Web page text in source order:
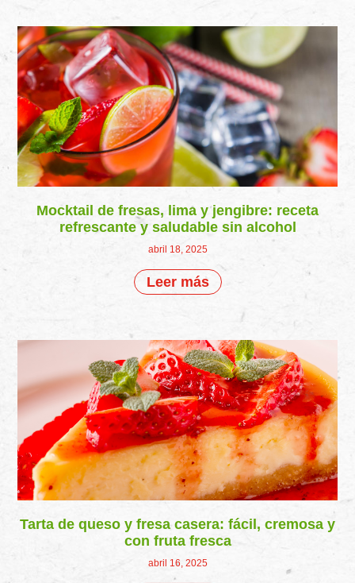
Mocktail de fresas, lima y jengibre: receta
refrescante y saludable sin alcohol
abril 18, 2025
Leer más
Tarta de queso y fresa casera: fácil, cremosa y
con fruta fresca
abril 16, 2025